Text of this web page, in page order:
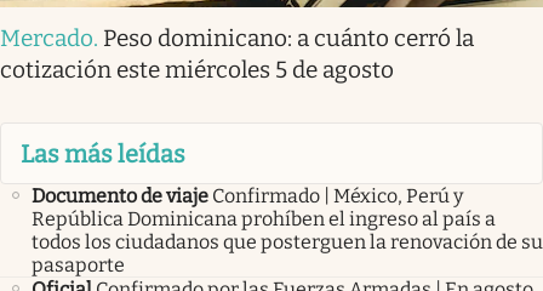
Mercado. Peso dominicano: a cuánto cerró la
cotización este miércoles 5 de agosto
Las más leídas
Documento de viaje Confirmado | México, Perú y
República Dominicana prohíben el ingreso al país a
todos los ciudadanos que posterguen la renovación de su
pasaporte